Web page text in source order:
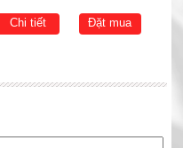
Chi tiết Đặt mua